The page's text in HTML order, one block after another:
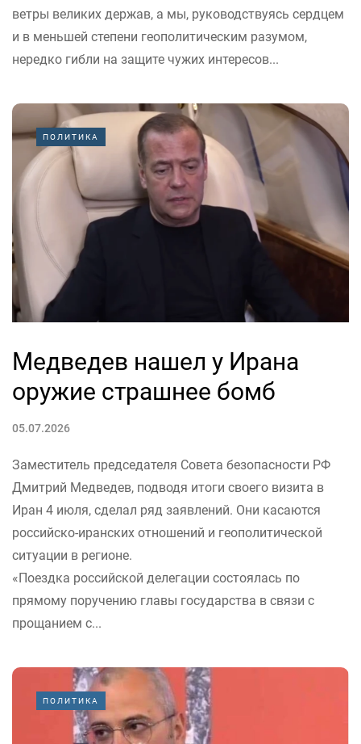
ветры великих держав, а мы, руководствуясь сердцем
и в меньшей степени геополитическим разумом,
нередко гибли на защите чужих интересов...
ПОЛИТИКА
Медведев нашел у Ирана
оружие страшнее бомб
05.07.2026
Заместитель председателя Совета безопасности РФ
Дмитрий Медведев, подводя итоги своего визита в
Иран 4 июля, сделал ряд заявлений. Они касаются
российско-иранских отношений и геополитической
ситуации в регионе.
«Поездка российской делегации состоялась по
прямому поручению главы государства в связи с
прощанием с...
ПОЛИТИКА